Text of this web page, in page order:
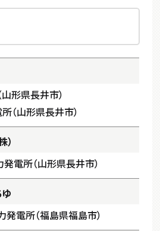
形県長井市）
（山形県長井市）
）
電所（山形県長井市）
ゆ
電所（福島県福島市）